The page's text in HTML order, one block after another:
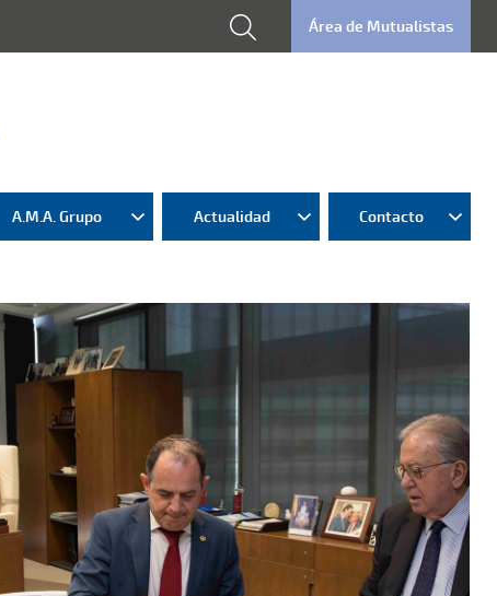
Área de Mutualistas
A.M.A. Grupo Actualidad Contacto